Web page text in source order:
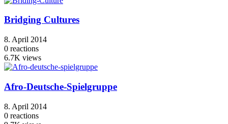
Bridging Cultures
8. April 2014
0 reactions
6.7K views
Afro-Deutsche-Spielgruppe
8. April 2014
0 reactions